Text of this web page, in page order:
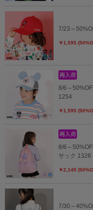
7/23～
￥1,595
8/6～
1254
￥1,595
8/6～
サック 1326
￥2,145
7/30～